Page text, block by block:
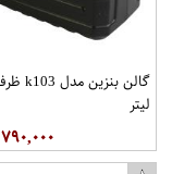
لیتر
۷۹۰,۰۰۰